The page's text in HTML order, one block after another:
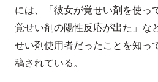
には、「彼女が覚せい剤を使っ
覚せい剤の陽性反応が出た」な
せい剤使用者だったことを知っ
稿されている。